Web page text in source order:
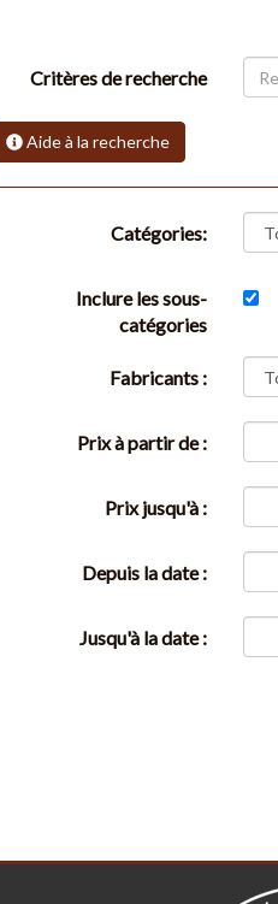
Critères de recherche
Aide à la recherche
Catégories:
Inclure les sous-
catégories
Fabricants :
Prix à partir de :
Prix jusqu'à :
Depuis la date :
Jusqu'à la date :